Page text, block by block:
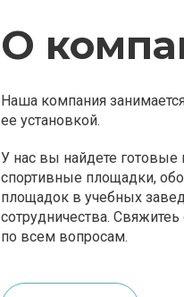
О
Наша компания
ее установкой.
У нас вы найдете
спортивные площадки,
площадок в учебных
сотрудничества.
по всем вопросам.